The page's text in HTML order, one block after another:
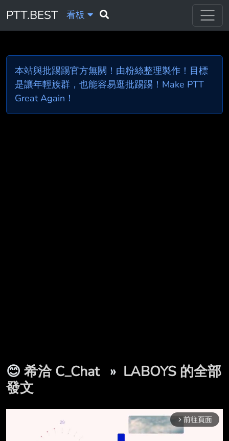
PTT.BEST 看板
本站與批踢踢官方無關！由粉絲整理製作！目標
是讓年輕族群，也能容易逛批踢踢！Make PTT
Great Again！
😊 希洽 C_Chat » LABOYS 的全部
發文
arrow_forward_ios 前往頁面